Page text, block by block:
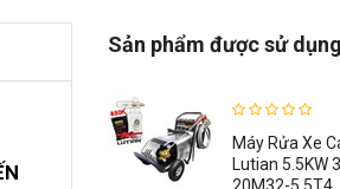
Sản phẩm được sử
Máy Rửa Xe
Lutian 5.5KW